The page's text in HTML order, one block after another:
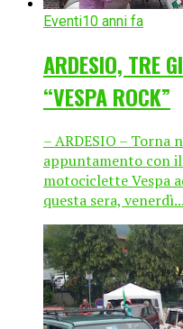
Eventi10 anni fa
ARDESIO, TRE
“VESPA ROCK”
– ARDESIO – Torna
appuntamento con
motociclette Vespa
questa sera, venerdì...